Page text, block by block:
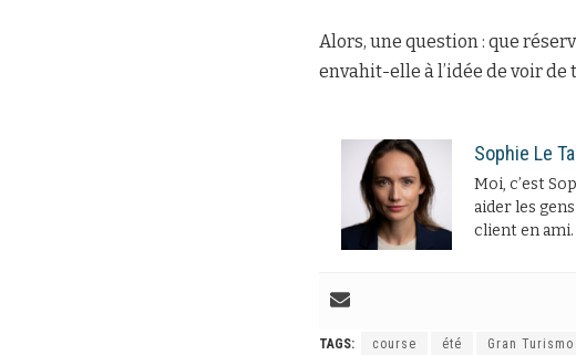
Alors, une question : que
envahit-elle à l’idée de voir
Sophie Le
Moi, c’est
aider les
client en ami.
TAGS: course été Gran Turismo